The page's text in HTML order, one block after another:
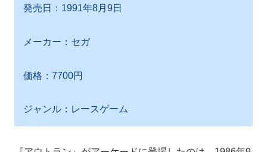
発売日：1991年8月9日
メーカー：セガ
価格：7700円
ジャンル：レースゲーム